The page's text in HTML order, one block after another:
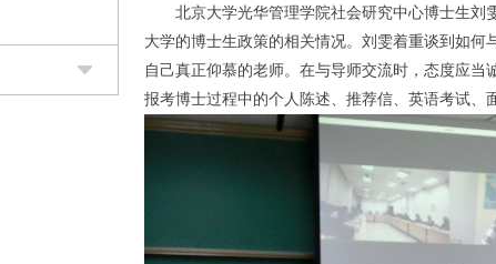
北京大学光华管理学院社会研究中心博士生刘
大学的博士生政策的相关情况。刘雯着重谈到如
自己真正仰慕的老师。在与导师交流时，态度应
报考博士过程中的个人陈述、推荐信、英语考试、